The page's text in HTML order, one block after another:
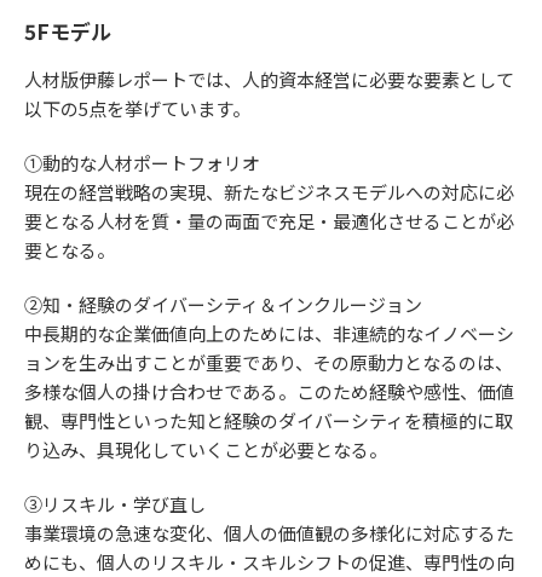
5Fモデル
人材版伊藤レポートでは、人的資本経営に必要な要素として
以下の5点を挙げています。
①動的な人材ポートフォリオ
現在の経営戦略の実現、新たなビジネスモデルへの対応に必
要となる人材を質・量の両面で充足・最適化させることが必
要となる。
②知・経験のダイバーシティ＆インクルージョン
中長期的な企業価値向上のためには、非連続的なイノベーシ
ョンを生み出すことが重要であり、その原動力となるのは、
多様な個人の掛け合わせである。このため経験や感性、価値
観、専門性といった知と経験のダイバーシティを積極的に取
り込み、具現化していくことが必要となる。
③リスキル・学び直し
事業環境の急速な変化、個人の価値観の多様化に対応するた
めにも、個人のリスキル・スキルシフトの促進、専門性の向